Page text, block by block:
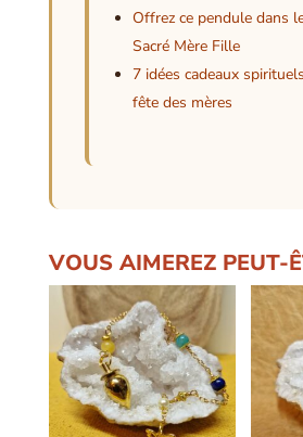
Offrez ce pendule dans
Sacré Mère Fille
7 idées cadeaux
fête des mères
VOUS AIMEREZ PEUT-